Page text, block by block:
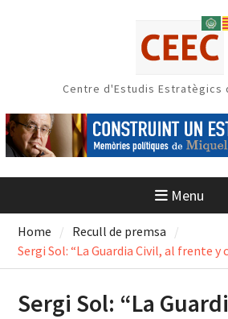
Centre d'Estudis Estratègics
Menu
Home
Recull de premsa
Sergi Sol: “La Guardia Civil, al frente y
Sergi Sol: “La